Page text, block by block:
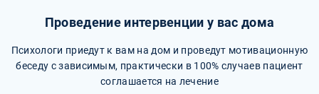
Проведение интервенции у вас дома
Психологи приедут к вам на дом и проведут мотивационную
беседу с зависимым, практически в 100% случаев пациент
соглашается на лечение